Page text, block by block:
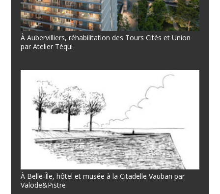
À Aubervilliers, réhabilitation des Tours Cités et Union
par Atelier Téqui
À Belle-Île, hôtel et musée à la Citadelle Vauban par
Valode&Pistre